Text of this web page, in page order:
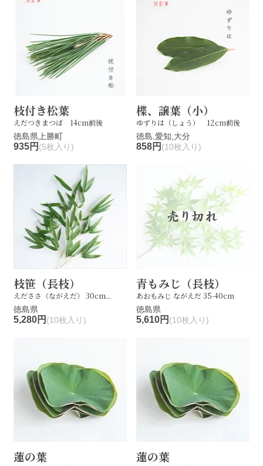
枝付き松葉
えだつきまつば 14cm前後
徳島県上勝町
935円 (5枚入り)
楪、譲葉（小）
ゆずりは（しょう） 12cm前後
徳島,愛知,大分
858円 (10枚入り)
枝笹（長枝）
えだささ（ながえだ） 30cm...
徳島県
5,280円 (10枚入り)
青もみじ（長枝）
あおもみじ ながえだ 35-40cm
徳島県
5,610円 (10枚入り)
蓮の葉 蓮の葉